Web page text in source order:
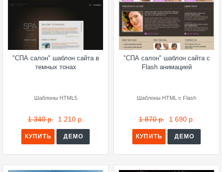
"СПА салон" шаблон сайта в
темных тонах
Шаблоны HTML5
1 340 р. 1 210 р.
КУПИТЬ ДЕМО
"СПА салон" шаблон сайта с
Flash анимацией
Шаблоны HTML с Flash
1 870 р. 1 690 р.
КУПИТЬ ДЕМО